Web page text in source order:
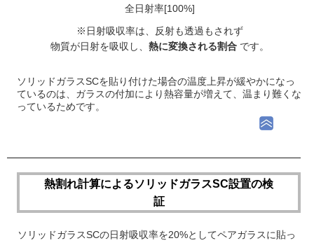
全日射率[100%]
※日射吸収率は、反射も透過もされず
物質が日射を吸収し、 熱に変換される割合です。
ソリッドガラスSCを貼り付けた場合の温度上昇が緩やかになっ
ているのは、ガラスの付加により熱容量が増えて、温まり難くな
っているためです。
熱割れ計算によるソリッドガラスSC設置の検
証
ソリッドガラスSCの日射吸収率を20%としてペアガラスに貼っ